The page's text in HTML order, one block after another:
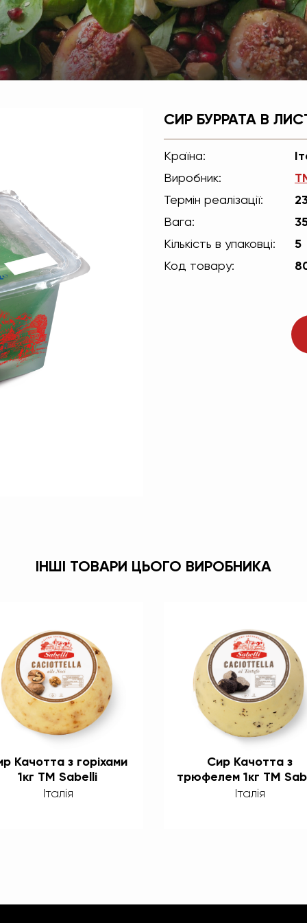
СИР БУРРАТА В
Країна:
Виробник:
Термін реалізації:
Вага:
Кількість в упаковці:
5
Код товару:
ІНШІ ТОВАРИ ЦЬОГО ВИРОБНИКА
Качотта з горіхами
1кг TM Sabelli
Італія
Сир Качотта з
трюфелем 1кг TM
Італія